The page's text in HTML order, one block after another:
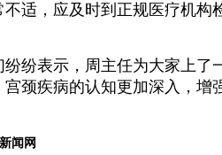
适，应及时到正规医疗机构
纷表示，周主任为大家上了
颈疾病的认知更加深入，增
闻网